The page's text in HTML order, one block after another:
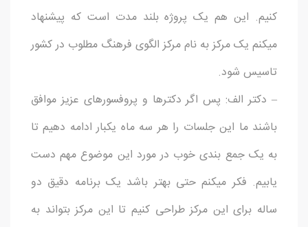
کنیم. این هم یک پروژه بلند مدت است که پیشنهاد
میکنم یک مرکز به نام مرکز الگوی فرهنگ مطلوب در کشور
تاسیس شود.
– دکتر الف: پس اگر دکترها و پروفسورهای عزیز موافق
باشند ما این جلسات را هر سه ماه یکبار ادامه دهیم تا
به یک جمع بندی خوب در مورد این موضوع مهم دست
یابیم. فکر میکنم حتی بهتر باشد یک برنامه دقیق دو
ساله برای این مرکز طراحی کنیم تا این مرکز بتواند به